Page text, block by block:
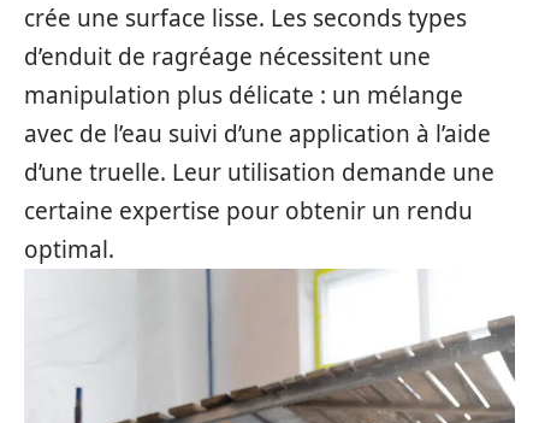
crée une surface lisse. Les seconds types
d’enduit de ragréage nécessitent une
manipulation plus délicate : un mélange
avec de l’eau suivi d’une application à l’aide
d’une truelle. Leur utilisation demande une
certaine expertise pour obtenir un rendu
optimal.